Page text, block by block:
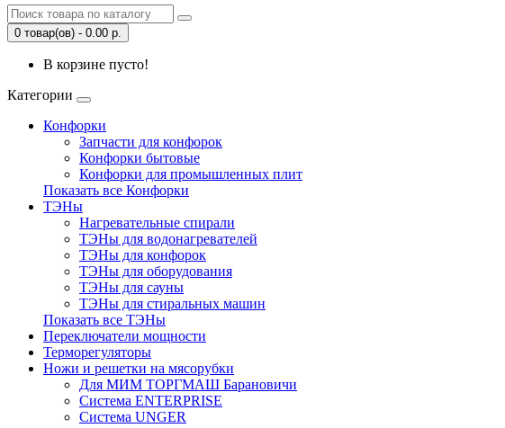
0 товар(ов) - 0.00 р.
В корзине пусто!
Категории
Конфорки
Запчасти для конфорок
Конфорки бытовые
Конфорки для промышленных плит
Показать все Конфорки
ТЭНы
Нагревательные спирали
ТЭНы для водонагревателей
ТЭНы для конфорок
ТЭНы для оборудования
ТЭНы для сауны
ТЭНы для стиральных машин
Показать все ТЭНы
Переключатели мощности
Терморегуляторы
Ножи и решетки на мясорубки
Для МИМ ТОРГМАШ Барановичи
Система ENTERPRISE
Система UNGER